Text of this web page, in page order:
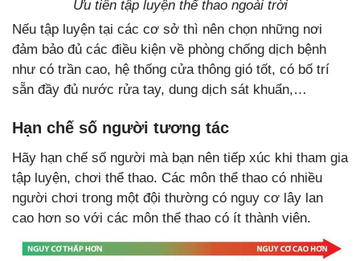
Ưu tiên tập luyện thể thao ngoài trời
Nếu tập luyện tại các cơ sở thì nên chọn những nơi
đảm bảo đủ các điều kiện về phòng chống dịch bệnh
như có trần cao, hệ thống cửa thông gió tốt, có bố trí
sẵn đầy đủ nước rửa tay, dung dịch sát khuẩn,…
Hạn chế số người tương tác
Hãy hạn chế số người mà bạn nên tiếp xúc khi tham gia
tập luyện, chơi thể thao. Các môn thể thao có nhiều
người chơi trong một đội thường có nguy cơ lây lan
cao hơn so với các môn thể thao có ít thành viên.